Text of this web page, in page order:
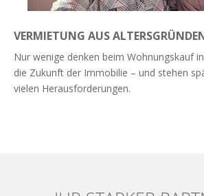
VERMIETUNG AUS
Nur wenige denken beim Wohnungskauf
die Zukunft der Immobilie – und stehen
vielen Herausforderungen.